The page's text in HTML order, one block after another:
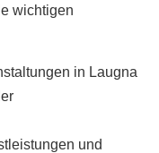
wichtigen
in Laugna
und